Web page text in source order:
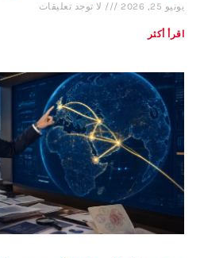
يونيو 25, 2026 لا توجد تعليقات
اقرأ أكثر